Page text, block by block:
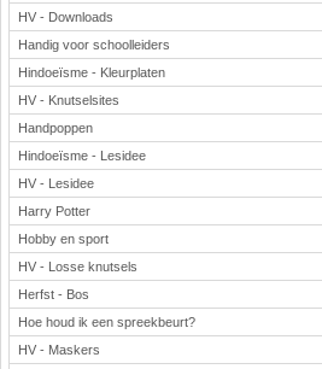
HV - Downloads
Handig voor schoolleiders
Hindoeïsme - Kleurplaten
HV - Knutselsites
Handpoppen
Hindoeïsme - Lesidee
HV - Lesidee
Harry Potter
Hobby en sport
HV - Losse knutsels
Herfst - Bos
Hoe houd ik een spreekbeurt?
HV - Maskers